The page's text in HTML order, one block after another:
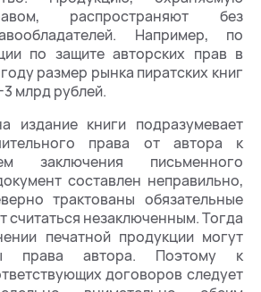
распространяют без
Например, по
по защите авторских прав в
размер рынка пиратских книг
млрд рублей.
издание книги подразумевает
права от автора к
заключения письменного
составлен неправильно,
трактованы обязательные
считаться незаключенным. Тогда
печатной продукции могут
права автора. Поэтому к
договоров следует